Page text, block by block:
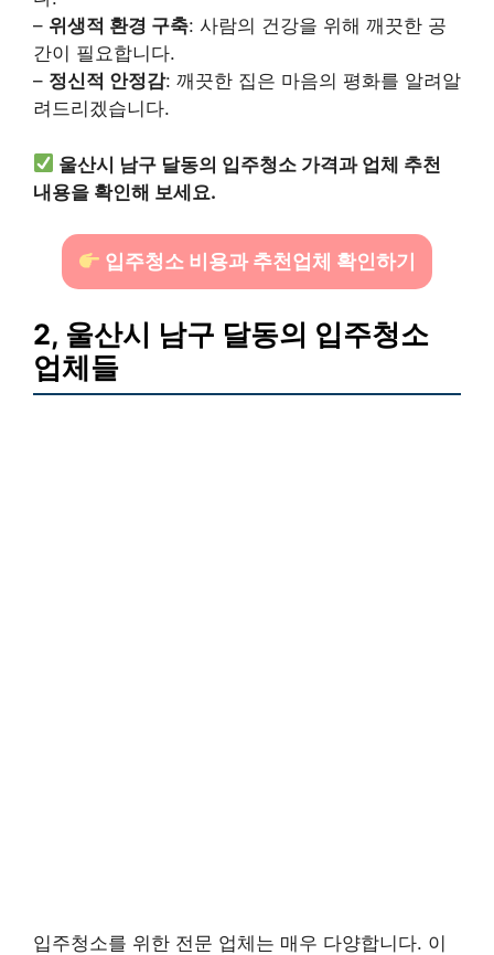
– 위생적 환경 구축: 사람의 건강을 위해 깨끗한 공
간이 필요합니다.
– 정신적 안정감: 깨끗한 집은 마음의 평화를 알려알
려드리겠습니다.
울산시 남구 달동의 입주청소 가격과 업체 추천
내용을 확인해 보세요.
입주청소 비용과 추천업체 확인하기
2, 울산시 남구 달동의 입주청소
업체들
입주청소를 위한 전문 업체는 매우 다양합니다. 이